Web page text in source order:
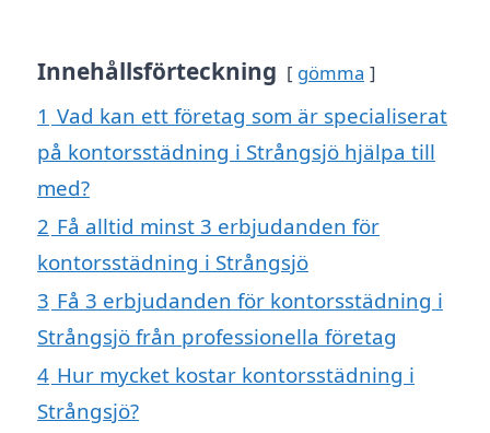
Innehållsförteckning gömma
1 Vad kan ett företag som är specialiserat
på kontorsstädning i Strångsjö hjälpa till
med?
2 Få alltid minst 3 erbjudanden för
kontorsstädning i Strångsjö
3 Få 3 erbjudanden för kontorsstädning i
Strångsjö från professionella företag
4 Hur mycket kostar kontorsstädning i
Strångsjö?